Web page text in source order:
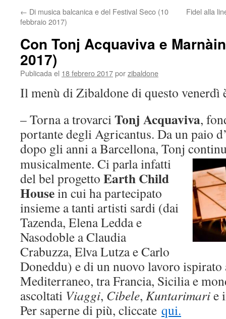
contenido
← Di musica balcanica e del Festival Seco (10
febbraio 2017)
Fidel alla
Con Tonj Acquaviva e
2017)
Publicada el 18 febrero 2017porzibaldone
Il menù di Zibaldone di questo venerdì
– Torna a trovarciTonj Acquaviva,
portante degli Agricantus. Da un paio
dopo gli anni a Barcellona, Tonj
musicalmente. Ci parla infatti
del bel progetto Earth Child
Housein cui ha partecipato
insieme a tanti artisti sardi (dai
Tazenda, Elena Ledda e
Nasodoble a Claudia
Crabuzza, Elva Lutza e Carlo
Doneddu) e di un nuovo lavoro
Mediterraneo, tra Francia, Sicilia e
ascoltati Viaggi, Cibele, Kuntarimarie
Per saperne di più, cliccate qui.